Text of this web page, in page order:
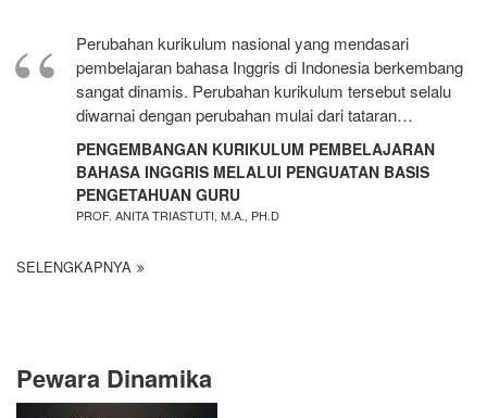
Perubahan kurikulum nasional yang mendasari
pembelajaran bahasa Inggris di Indonesia berkembang
sangat dinamis. Perubahan kurikulum tersebut selalu
diwarnai dengan perubahan mulai dari tataran…
PENGEMBANGAN KURIKULUM PEMBELAJARAN
BAHASA INGGRIS MELALUI PENGUATAN BASIS
PENGETAHUAN GURU
PROF. ANITA TRIASTUTI, M.A., PH.D
SELENGKAPNYA
Pewara Dinamika